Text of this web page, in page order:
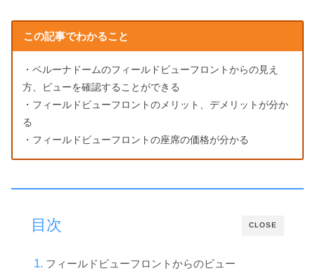
この記事でわかること
・ベルーナドームのフィールドビューフロントからの見え
方、ビューを確認することができる
・フィールドビューフロントのメリット、デメリットが分か
る
・フィールドビューフロントの座席の価格が分かる
CLOSE
目次
フィールドビューフロントからのビュー